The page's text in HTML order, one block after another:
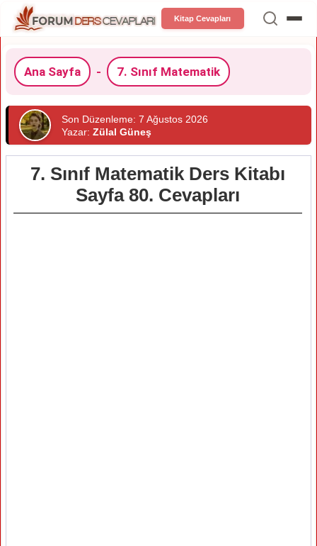
Kitap Cevapları
Ana Sayfa - 7. Sınıf Matematik
Son Düzenleme: 7 Ağustos 2026
Yazar: Zülal Güneş
7. Sınıf Matematik Ders Kitabı
Sayfa 80. Cevapları